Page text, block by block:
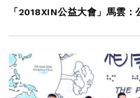
「2018XIN公益大會」馬雲：